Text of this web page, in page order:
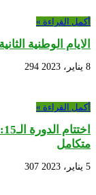
أكمل القراءة »
الايام الوطنية
8 يناير، 2023 294
أكمل القراءة »
متكامل
5 يناير، 2023 307